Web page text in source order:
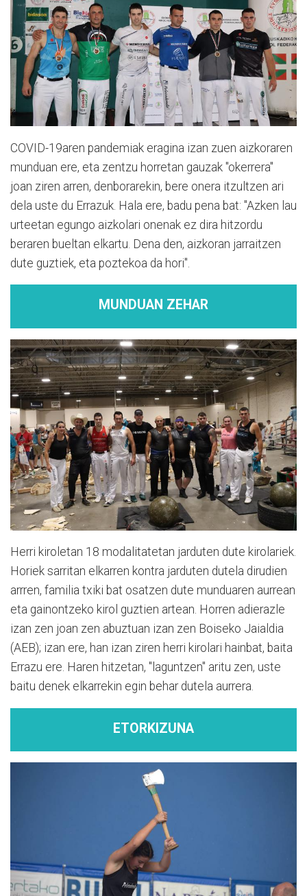
COVID-19aren pandemiak eragina izan zuen aizkoraren
munduan ere, eta zentzu horretan gauzak "okerrera"
joan ziren arren, denborarekin, bere onera itzultzen ari
dela uste du Errazuk. Hala ere, badu pena bat: "Azken lau
urteetan egungo aizkolari onenak ez dira hitzordu
beraren bueltan elkartu. Dena den, aizkoran jarraitzen
dute guztiek, eta poztekoa da hori".
MUNDUAN ZEHAR
Herri kiroletan 18 modalitatetan jarduten dute kirolariek.
Horiek sarritan elkarren kontra jarduten dutela dirudien
arrren, familia txiki bat osatzen dute munduaren aurrean
eta gainontzeko kirol guztien artean. Horren adierazle
izan zen joan zen abuztuan izan zen Boiseko Jaialdia
(AEB); izan ere, han izan ziren herri kirolari hainbat, baita
Errazu ere. Haren hitzetan, "laguntzen" aritu zen, uste
baitu denek elkarrekin egin behar dutela aurrera.
ETORKIZUNA